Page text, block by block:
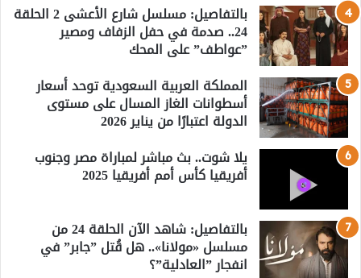
بالتفاصيل: مسلسل شارع الأعشى 2 الحلقة
24.. صدمة في حفل الزفاف ومصير
”عواطف” على المحك
المملكة العربية السعودية توحد أسعار
أسطوانات الغاز المسال على مستوى
الدولة اعتبارًا من يناير 2026
يلا شوت.. بث مباشر لمباراة مصر وجنوب
أفريقيا كأس أمم أفريقيا 2025
بالتفاصيل: شاهد الآن الحلقة 24 من
مسلسل «مولانا».. هل قُتل ”جابر” في
انفجار ”العادلية”؟